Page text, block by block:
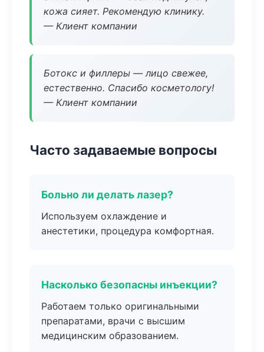
кожа сияет. Рекомендую клинику.
— Клиент компании
Ботокс и филлеры — лицо свежее,
естественно. Спасибо косметологу!
— Клиент компании
Часто задаваемые вопросы
Больно ли делать лазер?
Используем охлаждение и
анестетики, процедура комфортная.
Насколько безопасны инъекции?
Работаем только оригинальными
препаратами, врачи с высшим
медицинским образованием.